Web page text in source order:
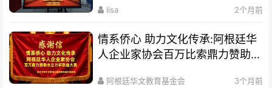
lisa 2个月前
情系侨心 助力文化传承:阿根廷华
人企业家协会百万比索鼎力赞助水
阿根廷华文教育基金会 3个月前